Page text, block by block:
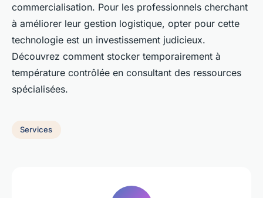
commercialisation. Pour les professionnels cherchant
à améliorer leur gestion logistique, opter pour cette
technologie est un investissement judicieux.
Découvrez comment stocker temporairement à
température contrôlée en consultant des ressources
spécialisées.
Services